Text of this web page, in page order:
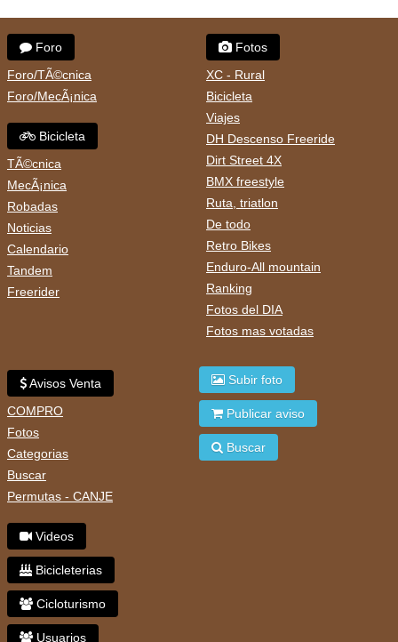
Foro
Foro/TÃ©cnica
Foro/MecÃ¡nica
Bicicleta
TÃ©cnica
MecÃ¡nica
Robadas
Noticias
Calendario
Tandem
Freerider
Fotos
XC - Rural
Bicicleta
Viajes
DH Descenso Freeride
Dirt Street 4X
BMX freestyle
Ruta, triatlon
De todo
Retro Bikes
Enduro-All mountain
Ranking
Fotos del DIA
Fotos mas votadas
Avisos Venta
COMPRO
Fotos
Categorias
Buscar
Permutas - CANJE
Videos
Bicicleterias
Cicloturismo
Usuarios
Subir foto
Publicar aviso
Buscar